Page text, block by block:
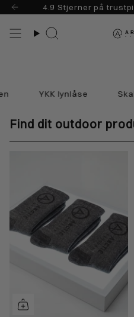
Skip
indhold
4.9 Stjerner på
Søg
YKK lynlåse
Find dit outdoor